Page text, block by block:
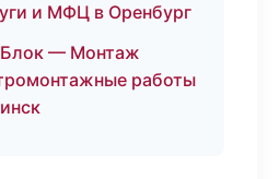
и МФЦ в Оренбург
— Монтаж
работы